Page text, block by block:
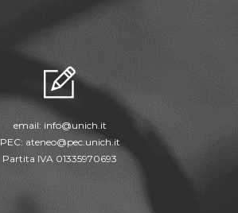
email: info@unich.it
PEC: ateneo@pec.unich.it
Partita IVA 01335970693